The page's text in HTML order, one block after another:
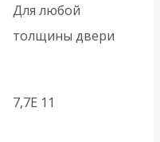
Для любой
толщины двери
7,7E 11